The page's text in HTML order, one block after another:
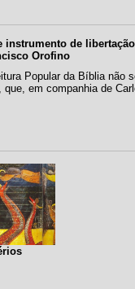
instrumento de
Orofino
Popular da Bíblia não
que, em companhia de